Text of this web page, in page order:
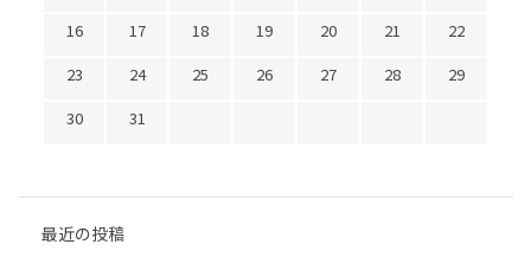
16
17 18 19 20 21
22
23
24 25 26 27 28
29
30
31
最近の投稿